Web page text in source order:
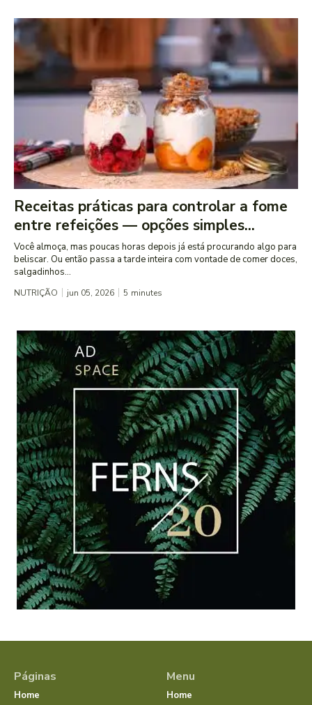
Receitas práticas para controlar a fome
entre refeições — opções simples...
Você almoça, mas poucas horas depois já está procurando algo para
beliscar. Ou então passa a tarde inteira com vontade de comer doces,
salgadinhos...
NUTRIÇÃO jun 05, 2026 5 minutes
Páginas
Home
Menu
Home